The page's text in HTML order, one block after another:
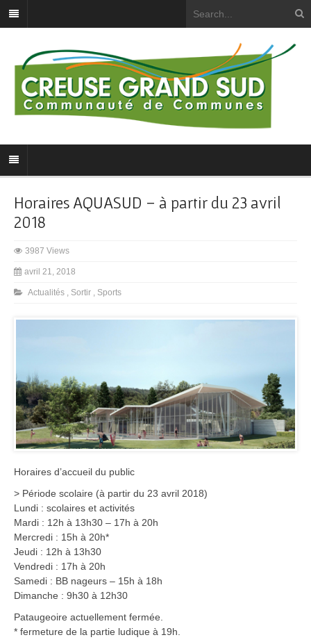
Horaires AQUASUD – à partir du 23 avril
2018
3987 Views
avril 21, 2018
Actualités , Sortir , Sports
Horaires d’accueil du public
> Période scolaire (à partir du 23 avril 2018)
Lundi : scolaires et activités
Mardi : 12h à 13h30 – 17h à 20h
Mercredi : 15h à 20h*
Jeudi : 12h à 13h30
Vendredi : 17h à 20h
Samedi : BB nageurs – 15h à 18h
Dimanche : 9h30 à 12h30
Pataugeoire actuellement fermée.
* fermeture de la partie ludique à 19h.